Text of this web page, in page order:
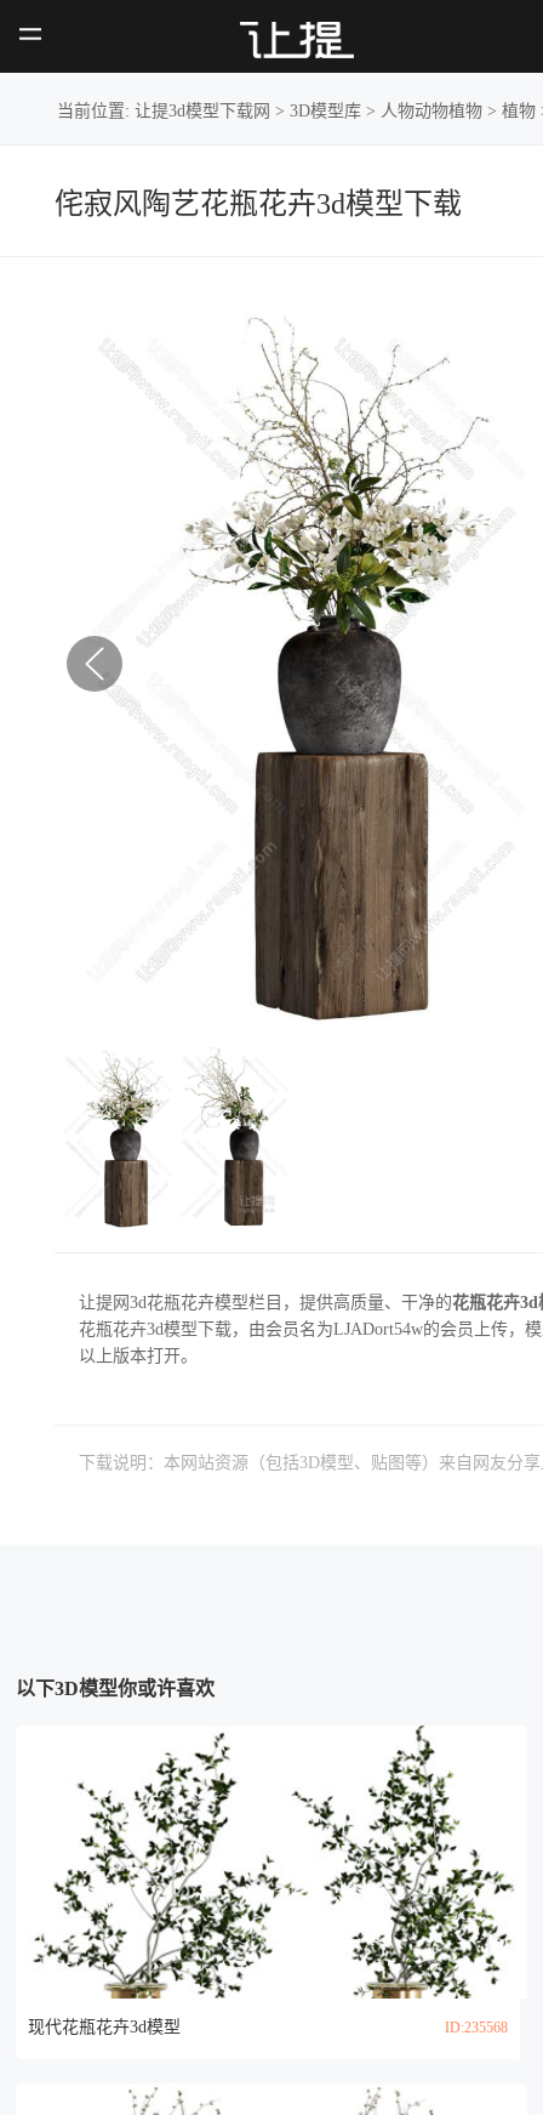
当前位置:让提3d模型下载网 >3D模型库 > 人物动物植物 >植物
侘寂风陶艺花瓶花卉3d模型下载
让提网3d花瓶花卉模型栏目，提供高质量、干净的花瓶花卉3d
花瓶花卉3d模型下载，由会员名为LJADort54w的会员上传，
以上版本打开。
下载说明：本网站资源（包括3D模型、贴图等）来自网友分
以下3D模型你或许喜欢
现代花瓶花卉3d模型 ID:235568